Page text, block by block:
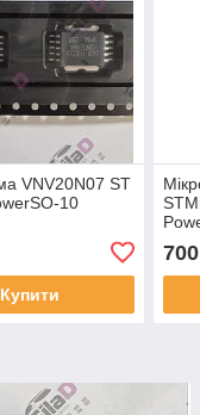
VNV20N07 ST
10
Купити
700